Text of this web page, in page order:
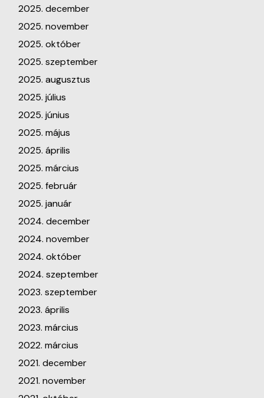
2025. december
2025. november
2025. október
2025. szeptember
2025. augusztus
2025. július
2025. június
2025. május
2025. április
2025. március
2025. február
2025. január
2024. december
2024. november
2024. október
2024. szeptember
2023. szeptember
2023. április
2023. március
2022. március
2021. december
2021. november